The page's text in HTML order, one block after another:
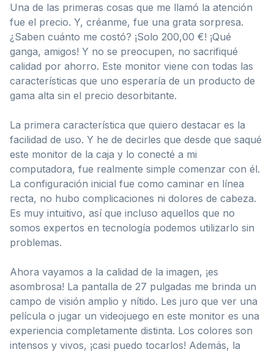
Una de las primeras cosas que me llamó la atención
fue el precio. Y, créanme, fue una grata sorpresa.
¿Saben cuánto me costó? ¡Solo 200,00 €! ¡Qué
ganga, amigos! Y no se preocupen, no sacrifiqué
calidad por ahorro. Este monitor viene con todas las
características que uno esperaría de un producto de
gama alta sin el precio desorbitante.
La primera característica que quiero destacar es la
facilidad de uso. Y he de decirles que desde que saqué
este monitor de la caja y lo conecté a mi
computadora, fue realmente simple comenzar con él.
La configuración inicial fue como caminar en línea
recta, no hubo complicaciones ni dolores de cabeza.
Es muy intuitivo, así que incluso aquellos que no
somos expertos en tecnología podemos utilizarlo sin
problemas.
Ahora vayamos a la calidad de la imagen, ¡es
asombrosa! La pantalla de 27 pulgadas me brinda un
campo de visión amplio y nítido. Les juro que ver una
película o jugar un videojuego en este monitor es una
experiencia completamente distinta. Los colores son
intensos y vivos, ¡casi puedo tocarlos! Además, la